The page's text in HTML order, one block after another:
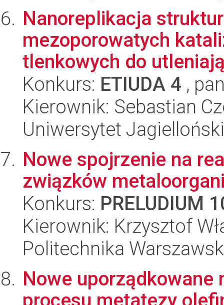
Nanoreplikacja
mezoporowatych
tlenkowych do
Konkurs: ETIUDA 4 ,
Kierownik: Sebastian
Uniwersytet
Nowe spojrzenie na
związków
Konkurs: PRELUDIUM
Kierownik: Krzysztof
Politechnika
Nowe
procesu metatezy